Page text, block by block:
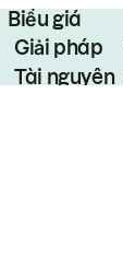
Biểu giá
Giải pháp
Tài nguyên